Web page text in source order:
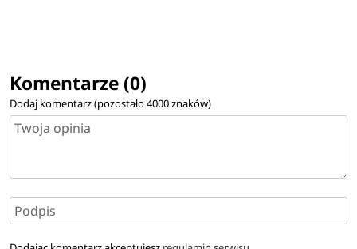
Komentarze (0)
Dodaj komentarz (pozostało4000znaków)